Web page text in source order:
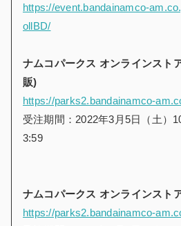
https://event.bandainamco-
ollBD/
ナムコパークス オンラインス
販)
https://parks2.bandainamco-
受注期間：2022年3月5日（土）
3:59
ナムコパークス オンラインス
https://parks2.bandainamco-